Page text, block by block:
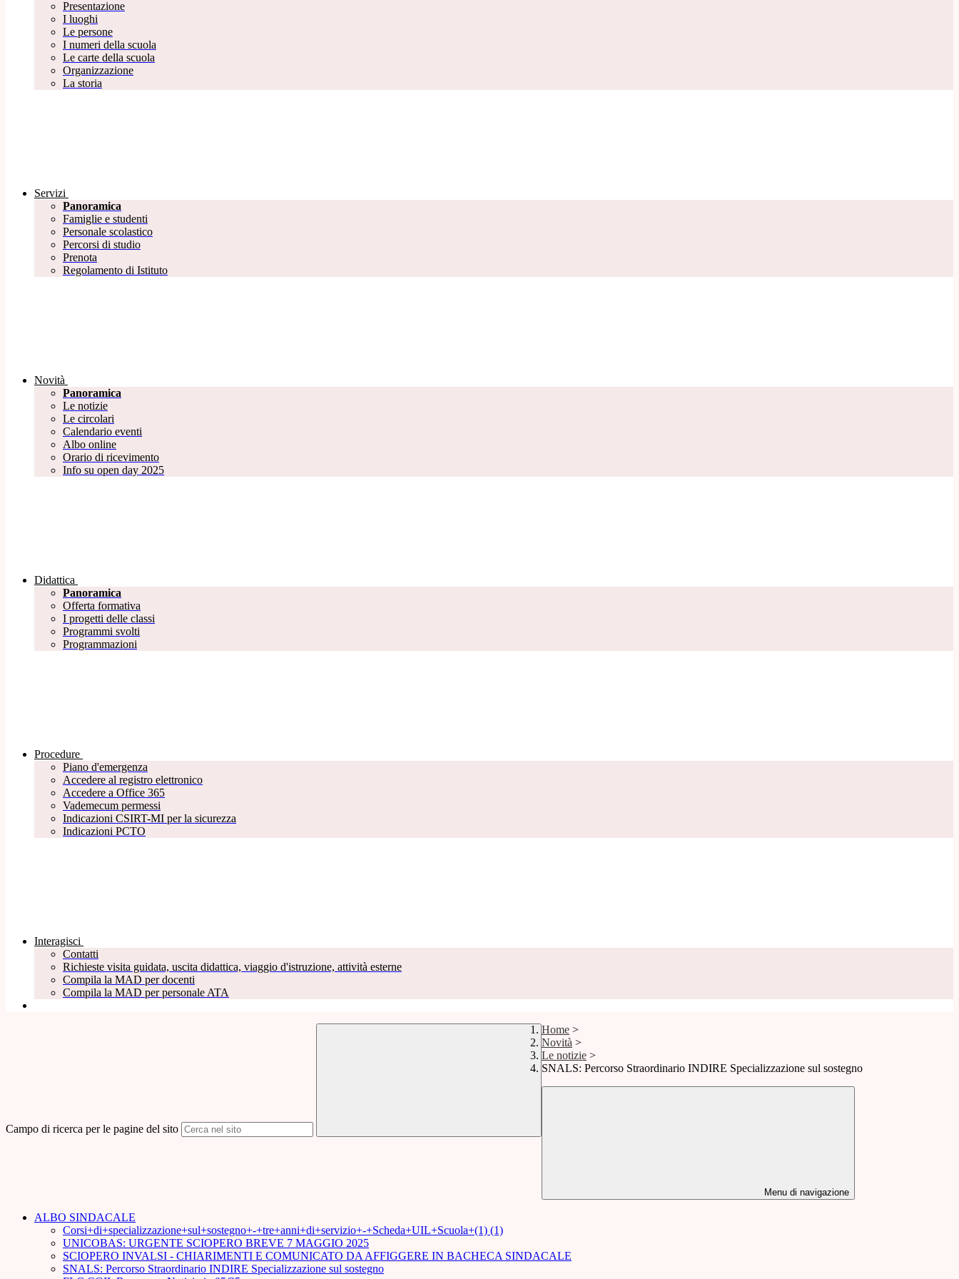
Presentazione
I luoghi
Le persone
I numeri della scuola
Le carte della scuola
Organizzazione
La storia
Servizi
Panoramica
Famiglie e studenti
Personale scolastico
Percorsi di studio
Prenota
Regolamento di Istituto
Novità
Panoramica
Le notizie
Le circolari
Calendario eventi
Albo online
Orario di ricevimento
Info su open day 2025
Didattica
Panoramica
Offerta formativa
I progetti delle classi
Programmi svolti
Programmazioni
Procedure
Piano d'emergenza
Accedere al registro elettronico
Accedere a Office 365
Vademecum permessi
Indicazioni CSIRT-MI per la sicurezza
Indicazioni PCTO
Interagisci
Contatti
Richieste visita guidata, uscita didattica, viaggio d'istruzione, attività esterne
Compila la MAD per docenti
Compila la MAD per personale ATA
Campo di ricerca per le pagine del sito
Home >
Novità >
Le notizie >
SNALS: Percorso Straordinario INDIRE Specializzazione sul sostegno
Menu di navigazione
ALBO SINDACALE
Corsi+di+specializzazione+sul+sostegno+-+tre+anni+di+servizio+-+Scheda+UIL+Scuola+(1) (1)
UNICOBAS: URGENTE SCIOPERO BREVE 7 MAGGIO 2025
SCIOPERO INVALSI - CHIARIMENTI E COMUNICATO DA AFFIGGERE IN BACHECA SINDACALE
SNALS: Percorso Straordinario INDIRE Specializzazione sul sostegno